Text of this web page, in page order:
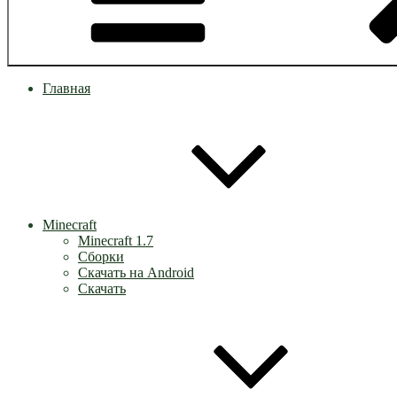
Главная
Minecraft
Minecraft 1.7
Сборки
Скачать на Android
Скачать